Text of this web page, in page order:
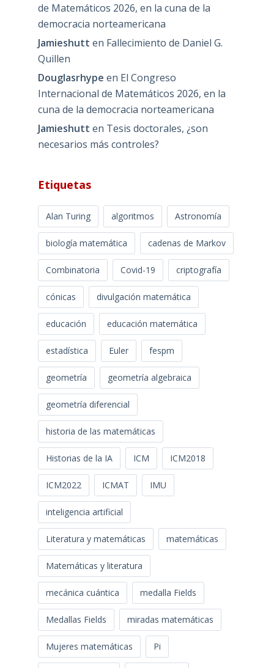
de Matemáticos 2026, en la cuna de la
democracia norteamericana
Jamieshutt en Fallecimiento de Daniel G.
Quillen
Douglasrhype en El Congreso
Internacional de Matemáticos 2026, en la
cuna de la democracia norteamericana
Jamieshutt en Tesis doctorales, ¿son
necesarios más controles?
Etiquetas
Alan Turing algoritmos Astronomía
biología matemática cadenas de Markov
Combinatoria Covid-19 criptografía
cónicas divulgación matemática
educación educación matemática
estadística Euler fespm
geometría geometría algebraica
geometría diferencial
historia de las matemáticas
Historias de la IA ICM ICM2018
ICM2022 ICMAT IMU
inteligencia artificial
Literatura y matemáticas matemáticas
Matemáticas y literatura
mecánica cuántica medalla Fields
Medallas Fields miradas matemáticas
Mujeres matemáticas Pi